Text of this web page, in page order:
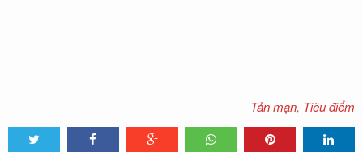
Tản mạn, Tiêu điểm